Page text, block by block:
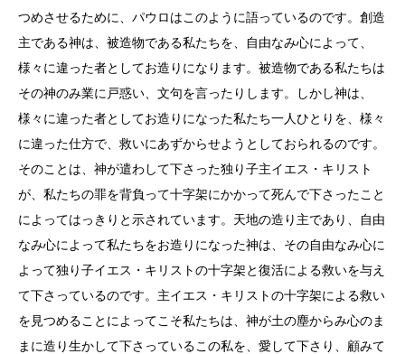
つめさせるために、パウロはこのように語っているのです。創造
主である神は、被造物である私たちを、自由なみ心によって、
様々に違った者としてお造りになります。被造物である私たちは
その神のみ業に戸惑い、文句を言ったりします。しかし神は、
様々に違った者としてお造りになった私たち一人ひとりを、様々
に違った仕方で、救いにあずからせようとしておられるのです。
そのことは、神が遣わして下さった独り子主イエス・キリスト
が、私たちの罪を背負って十字架にかかって死んで下さったこと
によってはっきりと示されています。天地の造り主であり、自由
なみ心によって私たちをお造りになった神は、その自由なみ心に
よって独り子イエス・キリストの十字架と復活による救いを与え
て下さっているのです。主イエス・キリストの十字架による救い
を見つめることによってこそ私たちは、神が土の塵からみ心のま
まに造り生かして下さっているこの私を、愛して下さり、顧みて